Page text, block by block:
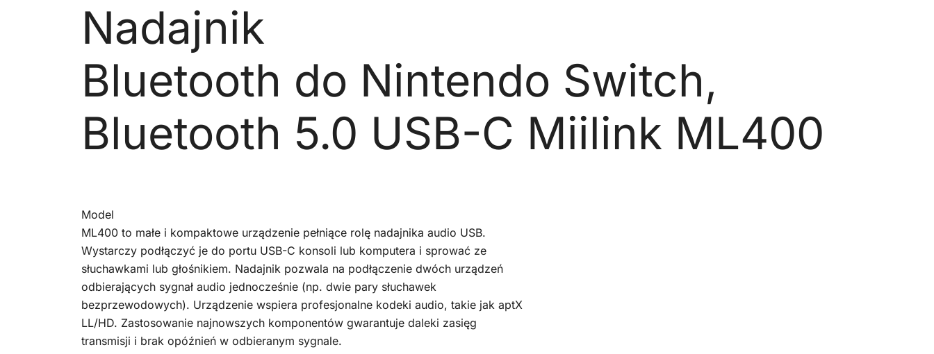
Nadajnik
Bluetooth do Nintendo Switch,
Bluetooth 5.0 USB-C Miilink ML400
Model
ML400 to małe i kompaktowe urządzenie pełniące rolę nadajnika audio USB.
Wystarczy podłączyć je do portu USB-C konsoli lub komputera i sprować ze
słuchawkami lub głośnikiem. Nadajnik pozwala na podłączenie dwóch urządzeń
odbierających sygnał audio jednocześnie (np. dwie pary słuchawek
bezprzewodowych). Urządzenie wspiera profesjonalne kodeki audio, takie jak aptX
LL/HD. Zastosowanie najnowszych komponentów gwarantuje daleki zasięg
transmisji i brak opóźnień w odbieranym sygnale.